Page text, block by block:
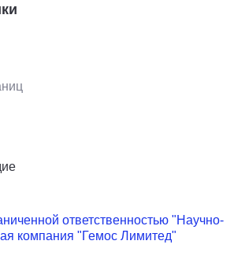
ответственностью "Научно-
компания "Гемос Лимитед"